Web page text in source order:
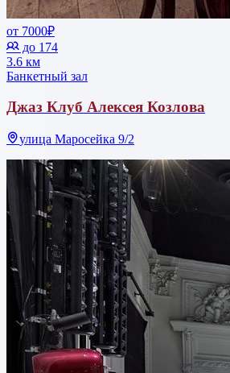
от 7000₽
до 174
3.6 км
Банкетный зал
Джаз Клуб Алексея Козлова
улица Маросейка 9/2